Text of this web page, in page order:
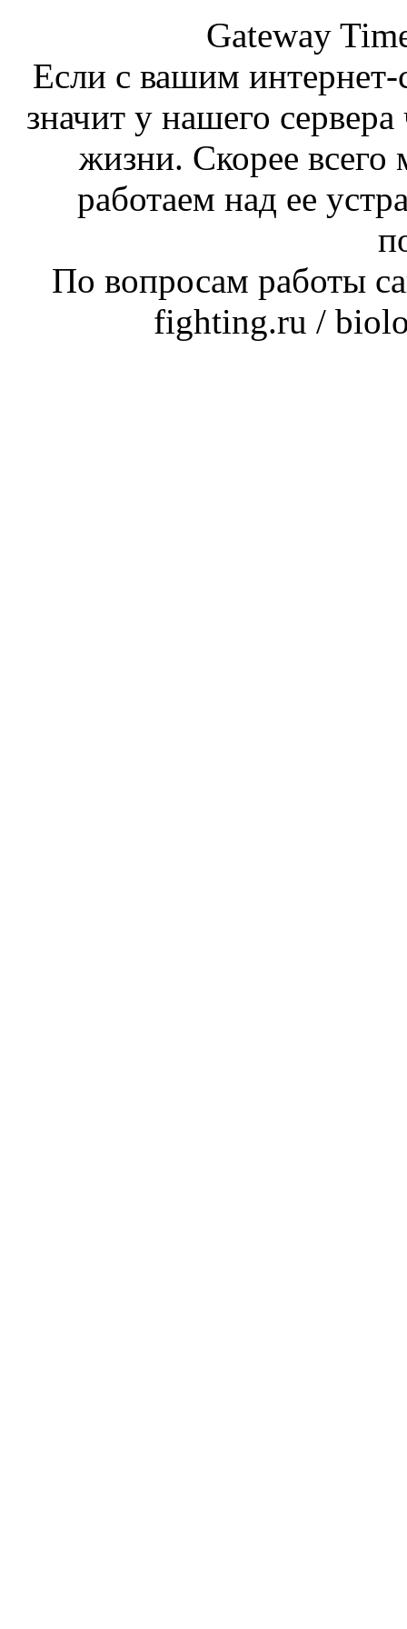
Gateway
Если с вашим интернет-
значит у нашего
жизни. Скорее
работаем над ее
По вопросам работы
fighting.ru /